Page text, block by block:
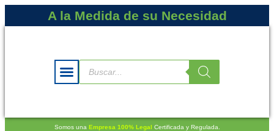
A la Medida de su Necesidad
Somos una Empresa 100% Legal Certificada y Regulada.